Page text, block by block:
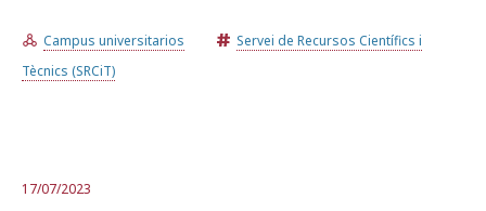
Campus universitarios
Servei de Recursos Científics i
Tècnics (SRCiT)
17/07/2023